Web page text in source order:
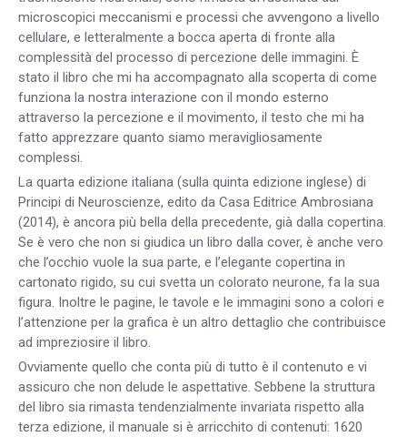
microscopici meccanismi e processi che avvengono a livello
cellulare, e letteralmente a bocca aperta di fronte alla
complessità del processo di percezione delle immagini. È
stato il libro che mi ha accompagnato alla scoperta di come
funziona la nostra interazione con il mondo esterno
attraverso la percezione e il movimento, il testo che mi ha
fatto apprezzare quanto siamo meravigliosamente
complessi.
La quarta edizione italiana (sulla quinta edizione inglese) di
Principi di Neuroscienze, edito da Casa Editrice Ambrosiana
(2014), è ancora più bella della precedente, già dalla copertina.
Se è vero che non si giudica un libro dalla cover, è anche vero
che l’occhio vuole la sua parte, e l’elegante copertina in
cartonato rigido, su cui svetta un colorato neurone, fa la sua
figura. Inoltre le pagine, le tavole e le immagini sono a colori e
l’attenzione per la grafica è un altro dettaglio che contribuisce
ad impreziosire il libro.
Ovviamente quello che conta più di tutto è il contenuto e vi
assicuro che non delude le aspettative. Sebbene la struttura
del libro sia rimasta tendenzialmente invariata rispetto alla
terza edizione, il manuale si è arricchito di contenuti: 1620